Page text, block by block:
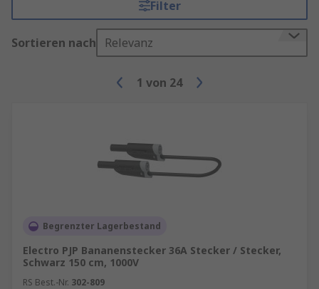
Filter
Sortieren nach Relevanz
1 von 24
Begrenzter Lagerbestand
Electro PJP Bananenstecker 36A Stecker / Stecker,
Schwarz 150 cm, 1000V
RS Best.-Nr. 302-809